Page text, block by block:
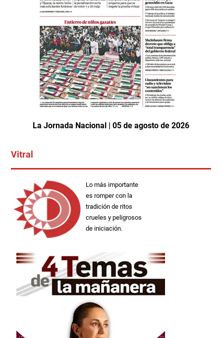
La Jornada Nacional | 05 de agosto de 2026
Vitral
Lo más importante
es romper con la
tradición de ritos
crueles y peligrosos
de iniciación.